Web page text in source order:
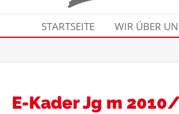
STARTSEITE WIR ÜBER
E-Kader Jg m